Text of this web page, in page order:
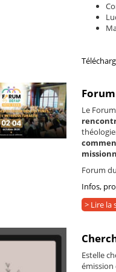
Le
Forum
Infos,
> Lire la
Estelle
émission